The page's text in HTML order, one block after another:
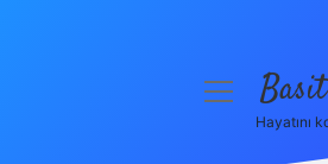
menüyü
Hayatını